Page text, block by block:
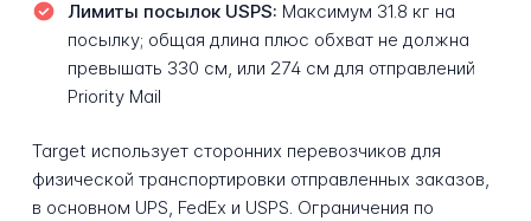
Лимиты посылок USPS: Максимум 31.8 кг на
посылку; общая длина плюс обхват не должна
превышать 330 см, или 274 см для отправлений
Priority Mail
Target использует сторонних перевозчиков для
физической транспортировки отправленных заказов,
в основном UPS, FedEx и USPS. Ограничения по